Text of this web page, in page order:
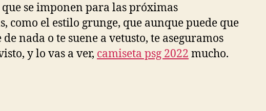
se imponen para las próximas
como el estilo grunge, que aunque puede que
de nada o te suene a vetusto, te aseguramos
y lo vas a ver, camiseta psg 2022 mucho.